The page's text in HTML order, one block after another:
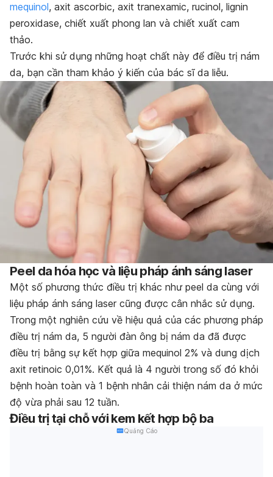
mequinol, axit ascorbic, axit tranexamic, rucinol, lignin
peroxidase, chiết xuất phong lan và chiết xuất cam
thảo.
Trước khi sử dụng những hoạt chất này để điều trị nám
da, bạn cần tham khảo ý kiến của bác sĩ da liễu.
Peel da hóa học và liệu pháp ánh sáng laser
Một số phương thức điều trị khác như peel da cùng với
liệu pháp ánh sáng laser cũng được cân nhắc sử dụng.
Trong một nghiên cứu về hiệu quả của các phương pháp
điều trị nám da, 5 người đàn ông bị nám da đã được
điều trị bằng sự kết hợp giữa mequinol 2% và dung dịch
axit retinoic 0,01%. Kết quả là 4 người trong số đó khỏi
bệnh hoàn toàn và 1 bệnh nhân cải thiện nám da ở mức
độ vừa phải sau 12 tuần.
Điều trị tại chỗ với kem kết hợp bộ ba
Quảng Cáo